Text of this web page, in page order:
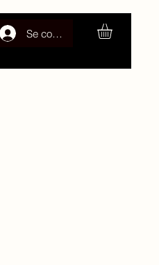
Se connecter